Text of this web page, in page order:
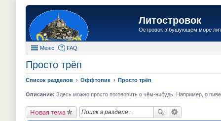
Литостровок
Островок в бушующем море
Меню FAQ
Просто трёп
Список разделов Оффтопик Просто трёп
Описание: Здесь можно просто поговорить о чём-нибудь. Например, о
Новая тема